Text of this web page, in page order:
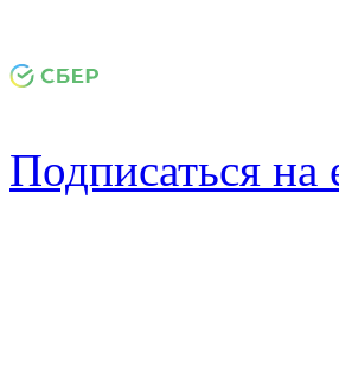
Подписаться